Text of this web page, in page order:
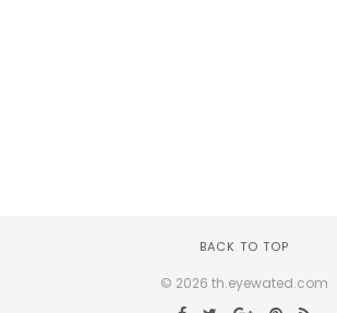
BACK TO TOP
© 2026 th.eyewated.com